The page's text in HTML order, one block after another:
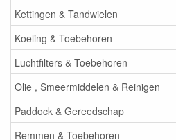
Kettingen & Tandwielen
Koeling & Toebehoren
Luchtfilters & Toebehoren
Olie , Smeermiddelen & Reinigen
Paddock & Gereedschap
Remmen & Toebehoren